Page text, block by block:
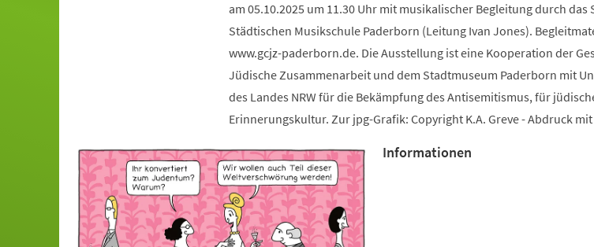
am 05.10.2025 um 11.30 Uhr mit musikalischer Begleitung durch das
Städtischen Musikschule Paderborn (Leitung Ivan Jones).
www.gcjz-paderborn.de. Die Ausstellung ist eine Kooperation der
Jüdische Zusammenarbeit und dem Stadtmuseum Paderborn mit
des Landes NRW für die Bekämpfung des Antisemitismus, für
Erinnerungskultur. Zur jpg-Grafik: Copyright K.A. Greve - Abdruck
Informationen